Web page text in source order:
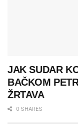
JAK SUDAR
BAČKOM
ŽRTAVA
0 SHARES